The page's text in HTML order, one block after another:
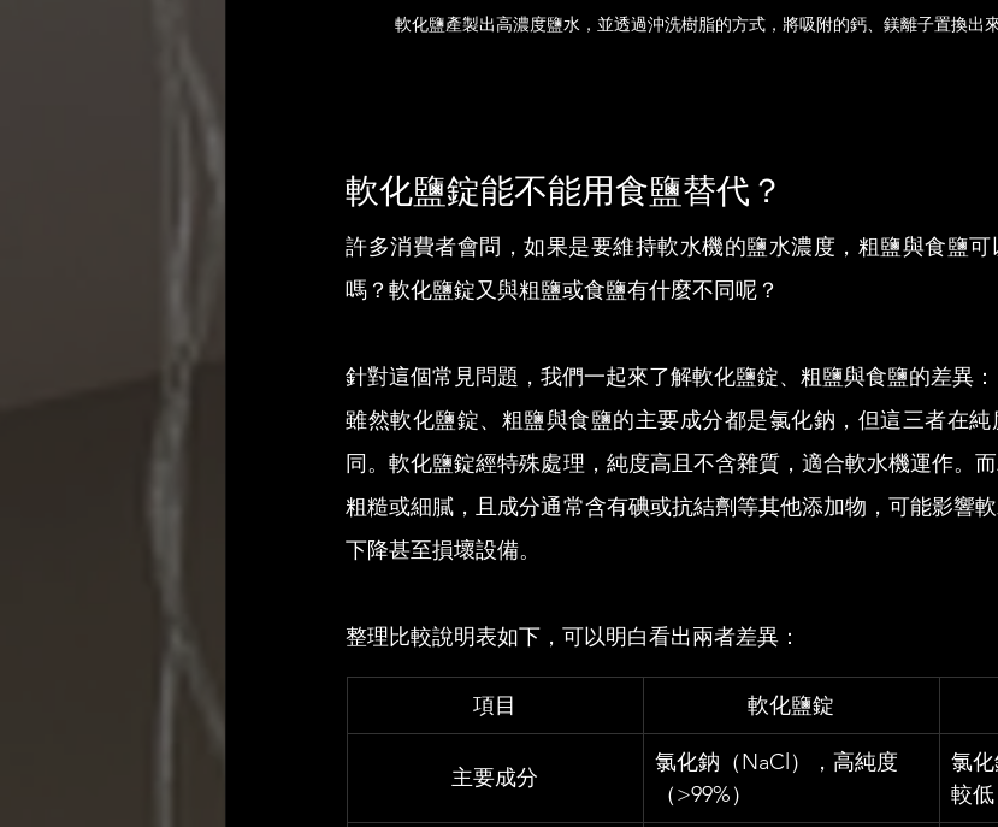
軟化鹽產製出高濃度鹽水，並透過沖洗樹脂的方式，將吸附的鈣、鎂離子置換出
軟化鹽錠能不能用食鹽替代？
許多消費者會問，如果是要維持軟水機的鹽水濃度，粗鹽與食鹽
嗎？軟化鹽錠又與粗鹽或食鹽有什麼不同呢？
針對這個常見問題，我們一起來了解軟化鹽錠、粗鹽與食鹽的差異：
雖然軟化鹽錠、粗鹽與食鹽的主要成分都是氯化鈉，但這三者在
同。軟化鹽錠經特殊處理，純度高且不含雜質，適合軟水機運作。
粗糙或細膩，且成分通常含有碘或抗結劑等其他添加物，可能影響
下降甚至損壞設備。
整理比較說明表如下，可以明白看出兩者差異：
項目 軟化鹽錠
主要成分
氯化鈉（NaCl），高純度
（>99%）
氯
較低